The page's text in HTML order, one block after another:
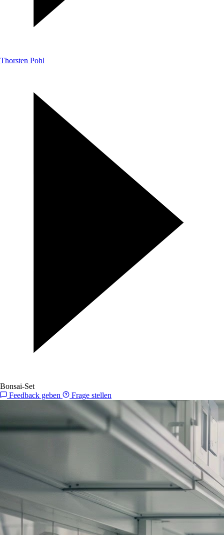
Thorsten Pohl
Bonsai-Set
Feedback geben
Frage stellen